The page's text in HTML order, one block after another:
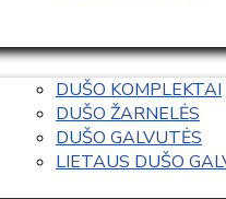
DUŠO KOMPLEKTAI
DUŠO ŽARNELĖS
DUŠO GALVUTĖS
LIETAUS DUŠO